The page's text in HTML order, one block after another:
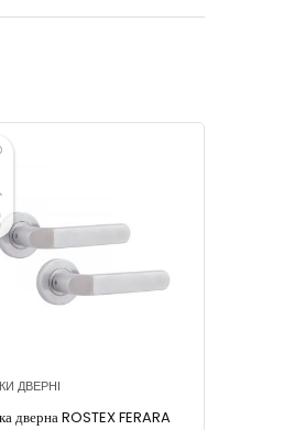
ДВЕРНІ
дверна ROSTEX FERARA